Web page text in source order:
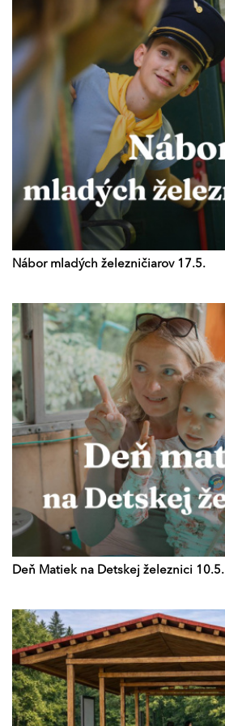
Nábor mladých železničiarov 17.5.
Deň Matiek na Detskej železnici 10.5.